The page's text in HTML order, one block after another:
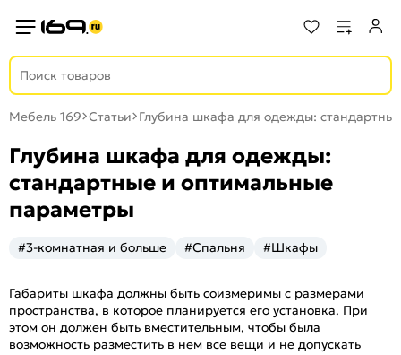
Мебель 169 Статьи Глубина шкафа для одежды:
Глубина шкафа для одежды:
стандартные и оптимальные
параметры
#3-комнатная и больше #Спальня #Шкафы
Габариты шкафа должны быть соизмеримы с размерами
пространства, в которое планируется его установка. При
этом он должен быть вместительным, чтобы была
возможность разместить в нем все вещи и не допускать